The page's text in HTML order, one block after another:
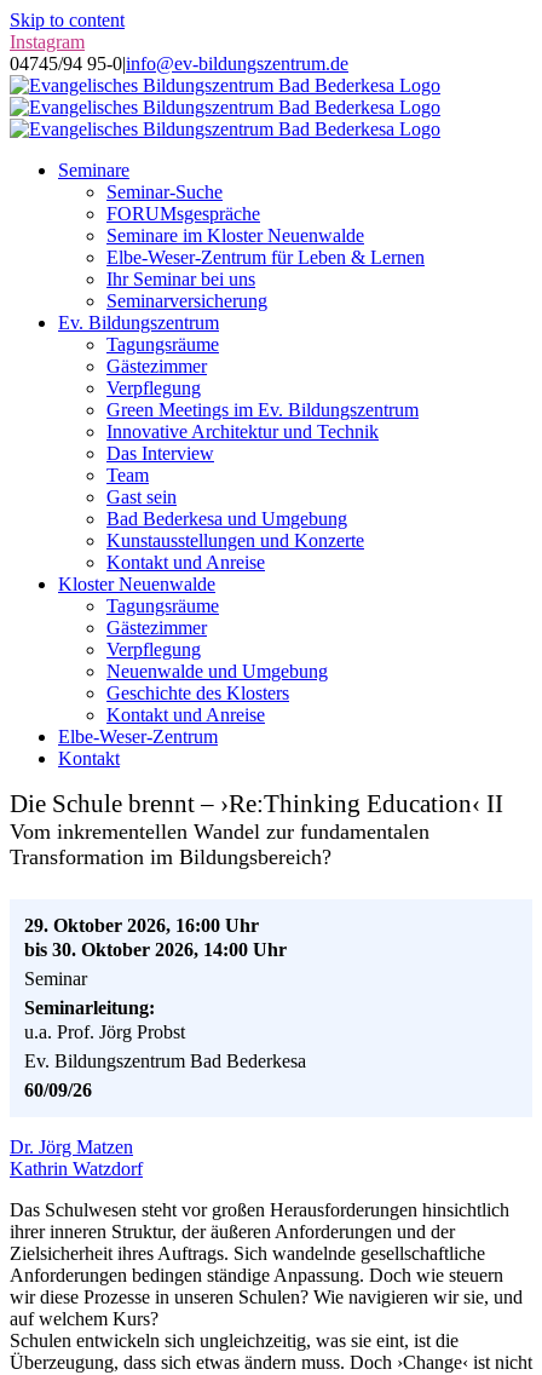
Skip to content
Instagram
04745/94 95-0|info@ev-bildungszentrum.de
Seminare
Seminar-Suche
FORUMsgespräche
Seminare im Kloster Neuenwalde
Elbe-Weser-Zentrum für Leben & Lernen
Ihr Seminar bei uns
Seminarversicherung
Ev. Bildungszentrum
Tagungsräume
Gästezimmer
Verpflegung
Green Meetings im Ev. Bildungszentrum
Innovative Architektur und Technik
Das Interview
Team
Gast sein
Bad Bederkesa und Umgebung
Kunstausstellungen und Konzerte
Kontakt und Anreise
Kloster Neuenwalde
Tagungsräume
Gästezimmer
Verpflegung
Neuenwalde und Umgebung
Geschichte des Klosters
Kontakt und Anreise
Elbe-Weser-Zentrum
Kontakt
Die Schule brennt – ›Re:Thinking Education‹ II
Vom inkrementellen Wandel zur fundamentalen
Transformation im Bildungsbereich?
29. Oktober 2026, 16:00 Uhr
bis 30. Oktober 2026, 14:00 Uhr
Seminar
Seminarleitung:
u.a. Prof. Jörg Probst
Ev. Bildungszentrum Bad Bederkesa
60/09/26
Dr. Jörg Matzen
Kathrin Watzdorf
Das Schulwesen steht vor großen Herausforderungen hinsichtlich
ihrer inneren Struktur, der äußeren Anforderungen und der
Zielsicherheit ihres Auftrags. Sich wandelnde gesellschaftliche
Anforderungen bedingen ständige Anpassung. Doch wie steuern
wir diese Prozesse in unseren Schulen? Wie navigieren wir sie, und
auf welchem Kurs?
Schulen entwickeln sich ungleichzeitig, was sie eint, ist die
Überzeugung, dass sich etwas ändern muss. Doch ›Change‹ ist nicht